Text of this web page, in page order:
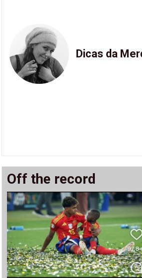
Dicas da
Off the record